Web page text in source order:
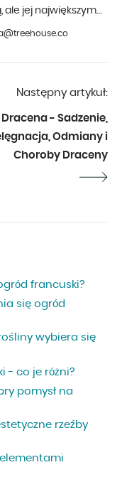
ale jej największym
i aranżacja
roku.
Następny artykuł:
Dracena - Sadzenie,
Odmiany i
Choroby Draceny
francuski?
się ogród
wybiera się
- co je różni?
pomysł na
rzeźby